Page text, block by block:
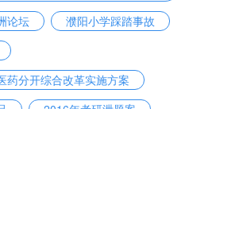
论坛
濮阳小学踩踏事故
药分开综合改革实施方案
2016年考研泄题案